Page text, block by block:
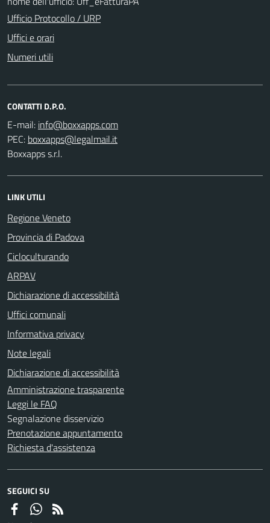
Ufficio Protocollo / URP
Uffici e orari
Numeri utili
CONTATTI D.P.O.
E-mail:
PEC:
Boxxapps s.r.l.
LINK UTILI
Regione Veneto
Provincia di Padova
Cicloculturando
ARPAV
Dichiarazione di accessibilità
Uffici comunali
Informativa privacy
Note legali
Dichiarazione di accessibilità
Amministrazione trasparente
Leggi le FAQ
Segnalazione disservizio
Prenotazione appuntamento
Richiesta d'assistenza
SEGUICI SU